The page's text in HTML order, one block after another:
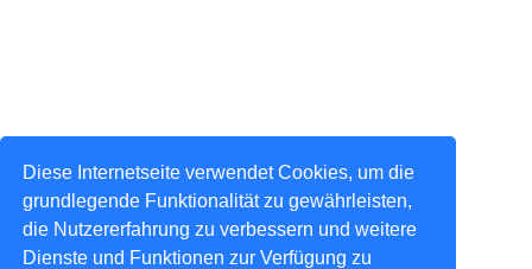
Diese Internetseite verwendet Cookies, um die
grundlegende Funktionalität zu gewährleisten,
die Nutzererfahrung zu verbessern und weitere
Dienste und Funktionen zur Verfügung zu